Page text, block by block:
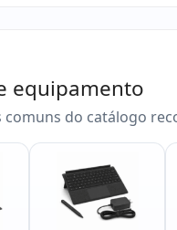
equipamento
do catálogo